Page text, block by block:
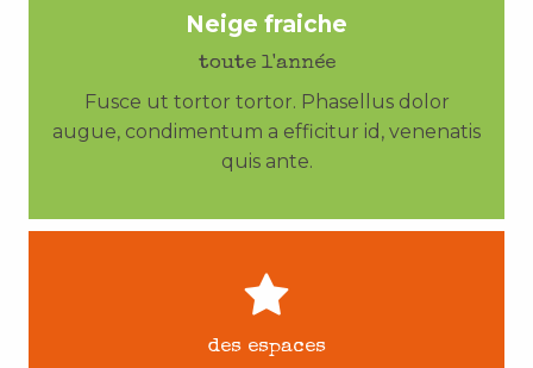
Neige fraiche
toute l'année
Fusce ut tortor tortor. Phasellus dolor
augue, condimentum a efficitur id, venenatis
quis ante.
des espaces